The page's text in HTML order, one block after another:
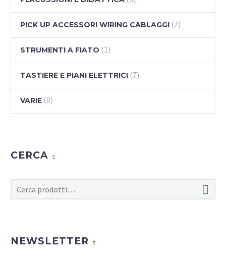
PICK UP ACCESSORI WIRING CABLAGGI (7)
STRUMENTI A FIATO (1)
TASTIERE E PIANI ELETTRICI (7)
VARIE (0)
CERCA

NEWSLETTER